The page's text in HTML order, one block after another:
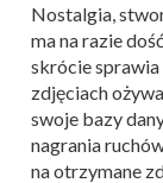
Nostalgia,
ma na razie
skrócie sprawia
zdjęciach
swoje bazy
nagrania
na otrzymane